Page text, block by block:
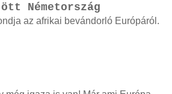
Németország
az afrikai bevándorló Európáról.